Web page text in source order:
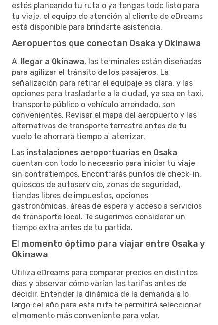
estés planeando tu ruta o ya tengas todo listo para
tu viaje, el equipo de atención al cliente de eDreams
está disponible para brindarte asistencia.
Aeropuertos que conectan Osaka y Okinawa
Al llegar a Okinawa, las terminales están diseñadas
para agilizar el tránsito de los pasajeros. La
señalización para retirar el equipaje es clara, y las
opciones para trasladarte a la ciudad, ya sea en taxi,
transporte público o vehículo arrendado, son
convenientes. Revisar el mapa del aeropuerto y las
alternativas de transporte terrestre antes de tu
vuelo te ahorrará tiempo al aterrizar.
Las instalaciones aeroportuarias en Osaka
cuentan con todo lo necesario para iniciar tu viaje
sin contratiempos. Encontrarás puntos de check-in,
quioscos de autoservicio, zonas de seguridad,
tiendas libres de impuestos, opciones
gastronómicas, áreas de espera y acceso a servicios
de transporte local. Te sugerimos considerar un
tiempo extra antes de tu partida.
El momento óptimo para viajar entre Osaka y
Okinawa
Utiliza eDreams para comparar precios en distintos
días y observar cómo varían las tarifas antes de
decidir. Entender la dinámica de la demanda a lo
largo del año para esta ruta te permitirá seleccionar
el momento más conveniente para volar.